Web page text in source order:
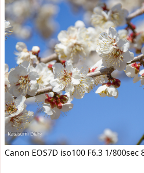
Canon EOS7D iso100 F6.3 1/800sec